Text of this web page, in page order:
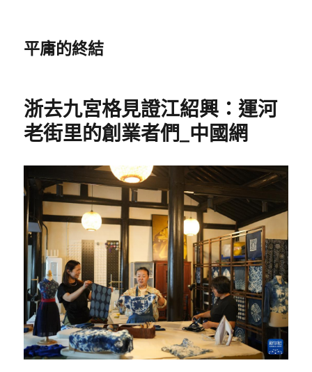
平庸的終結
浙去九宮格見證江紹興：運河
老街里的創業者們_中國網